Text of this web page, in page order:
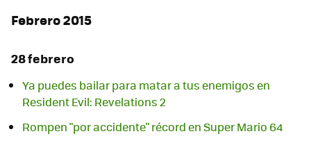
Febrero 2015
28 febrero
Ya puedes bailar para matar a tus enemigos en
Rompen "por accidente" récord en Super Mario 64